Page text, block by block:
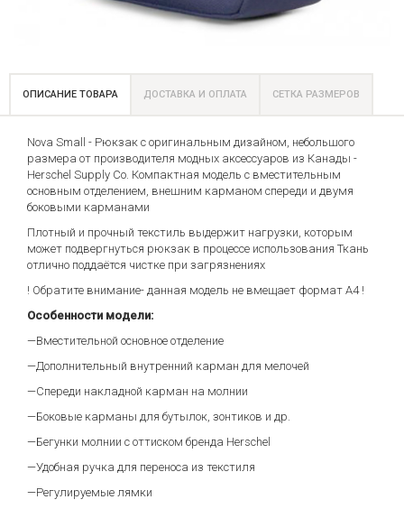
ОПИСАНИЕ ТОВАРА ДОСТАВКА И ОПЛАТА СЕТКА РАЗМЕРОВ
Nova Small - Рюкзак с оригинальным дизайном, небольшого
размера от производителя модных аксессуаров из Канады -
Herschel Supply Co. Компактная модель с вместительным
основным отделением, внешним карманом спереди и двумя
боковыми карманами
Плотный и прочный текстиль выдержит нагрузки, которым
может подвергнуться рюкзак в процессе использования Ткань
отлично поддаётся чистке при загрязнениях
! Обратите внимание- данная модель не вмещает формат А4 !
Особенности модели:
—Вместительной основное отделение
—Дополнительный внутренний карман для мелочей
—Спереди накладной карман на молнии
—Боковые карманы для бутылок, зонтиков и др.
—Бегунки молнии с оттиском бренда Herschel
—Удобная ручка для переноса из текстиля
—Регулируемые лямки